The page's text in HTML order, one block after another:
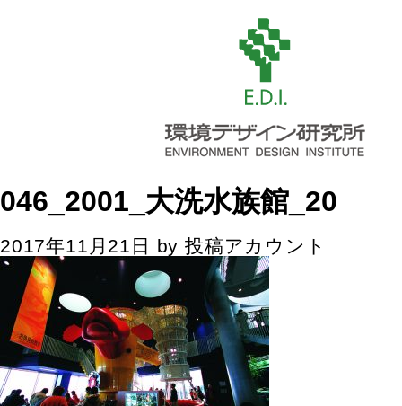
046_2001_大洗水族館_20
2017年11月21日 by投稿アカウント